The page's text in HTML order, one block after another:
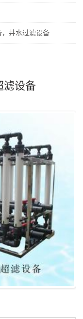
井水过滤设备
滤设备